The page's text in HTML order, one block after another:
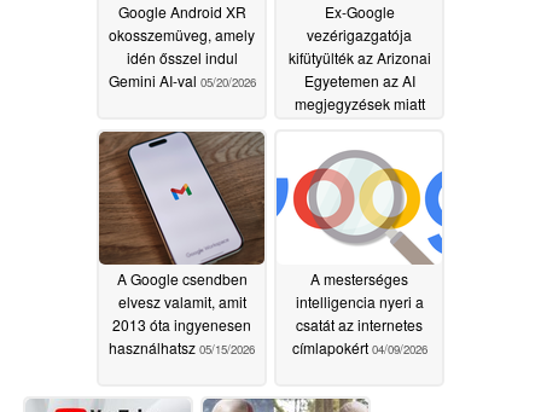
Google Android XR
okosszemüveg, amely
idén ősszel indul
Gemini AI-val 05/20/2026
Ex-Google
vezérigazgatója
kifütyülték az Arizonai
Egyetemen az AI
megjegyzések miatt
A Google csendben
elvesz valamit, amit
2013 óta ingyenesen
használhatsz 05/15/2026
A mesterséges
intelligencia nyeri a
csatát az internetes
címlapokért 04/09/2026